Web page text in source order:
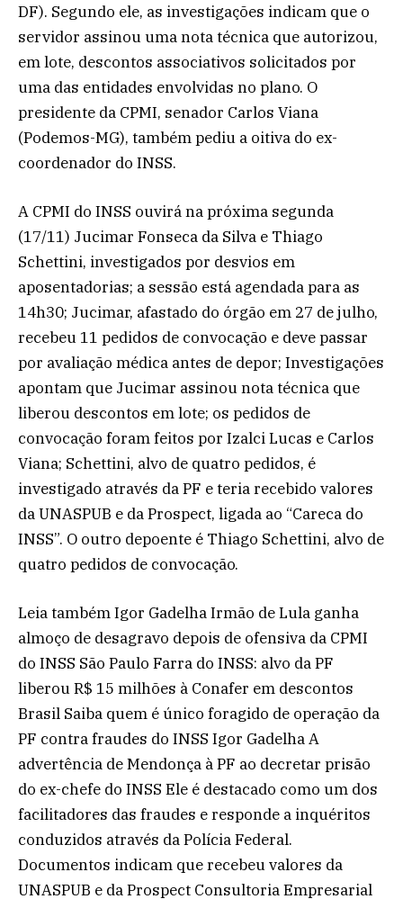
DF). Segundo ele, as investigações indicam que o
servidor assinou uma nota técnica que autorizou,
em lote, descontos associativos solicitados por
uma das entidades envolvidas no plano. O
presidente da CPMI, senador Carlos Viana
(Podemos-MG), também pediu a oitiva do ex-
coordenador do INSS.
A CPMI do INSS ouvirá na próxima segunda
(17/11) Jucimar Fonseca da Silva e Thiago
Schettini, investigados por desvios em
aposentadorias; a sessão está agendada para as
14h30; Jucimar, afastado do órgão em 27 de julho,
recebeu 11 pedidos de convocação e deve passar
por avaliação médica antes de depor; Investigações
apontam que Jucimar assinou nota técnica que
liberou descontos em lote; os pedidos de
convocação foram feitos por Izalci Lucas e Carlos
Viana; Schettini, alvo de quatro pedidos, é
investigado através da PF e teria recebido valores
da UNASPUB e da Prospect, ligada ao “Careca do
INSS”. O outro depoente é Thiago Schettini, alvo de
quatro pedidos de convocação.
Leia também Igor Gadelha Irmão de Lula ganha
almoço de desagravo depois de ofensiva da CPMI
do INSS São Paulo Farra do INSS: alvo da PF
liberou R$ 15 milhões à Conafer em descontos
Brasil Saiba quem é único foragido de operação da
PF contra fraudes do INSS Igor Gadelha A
advertência de Mendonça à PF ao decretar prisão
do ex-chefe do INSS Ele é destacado como um dos
facilitadores das fraudes e responde a inquéritos
conduzidos através da Polícia Federal.
Documentos indicam que recebeu valores da
UNASPUB e da Prospect Consultoria Empresarial